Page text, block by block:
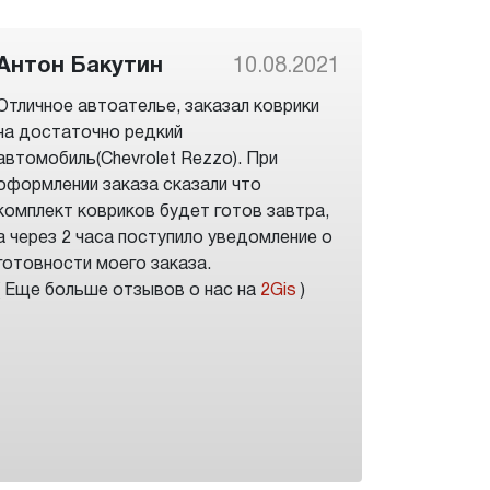
Бакутин 10.08.2021
автоателье, заказал коврики
достаточно редкий
Rezzo). При
заказа сказали что
ковриков будет готов завтра,
через 2 часа поступило уведомление о
моего заказа.
Еще больше отзывов о нас на 2Gis )